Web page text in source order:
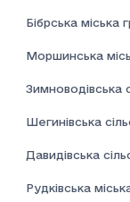
Бібрська міська
Моршинська
Зимноводівська
Шегинівська
Давидівська
Рудківська